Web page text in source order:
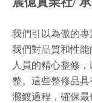
我們引以為傲的
我們對品質和性
人員的精心整修
整。這些整修品
濺鍍過程，確保